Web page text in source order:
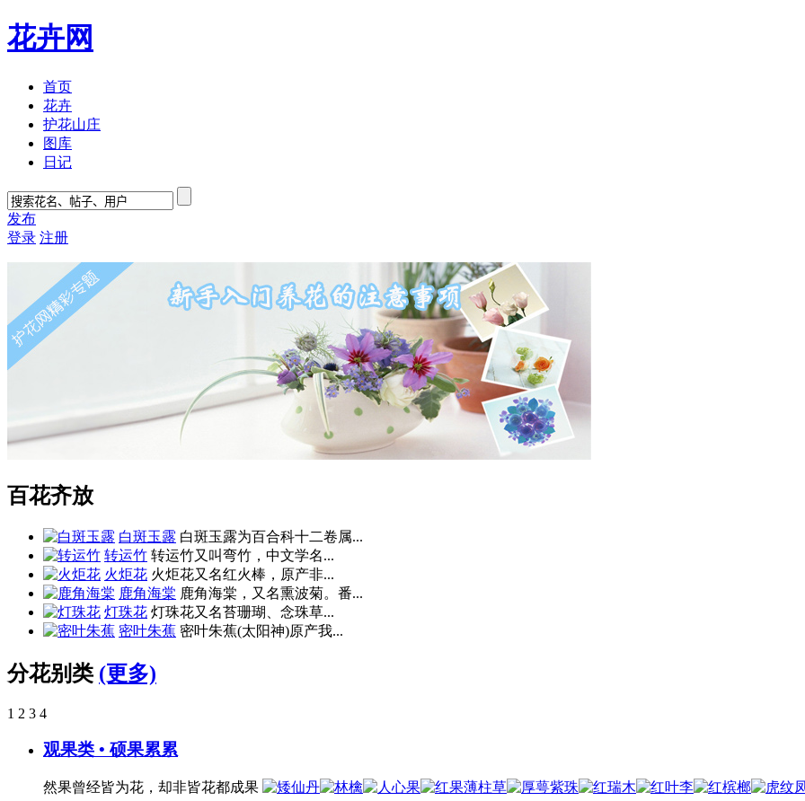
花卉网
首页
花卉
护花山庄
图库
日记
发布
登录 注册
百花齐放
白斑玉露 白斑玉露为百合科十二卷属...
转运竹 转运竹又叫弯竹，中文学名...
火炬花 火炬花又名红火棒，原产非...
鹿角海棠 鹿角海棠，又名熏波菊。番...
灯珠花 灯珠花又名苔珊瑚、念珠草...
密叶朱蕉 密叶朱蕉(太阳神)原产我...
分花别类 (更多)
1 2 3 4
观果类 • 硕果累累
然果曾经皆为花，却非皆花都成果